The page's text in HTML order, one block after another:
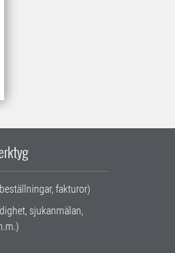
fakturor)
sjukanmälan,